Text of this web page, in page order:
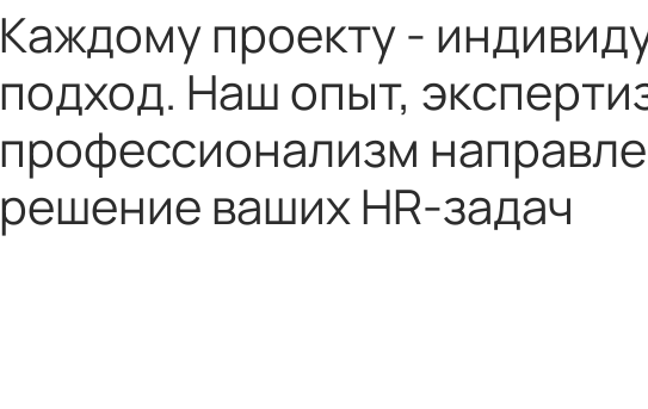
Каждому проекту -
подход. Наш опыт,
профессионализм
решение ваших HR-задач